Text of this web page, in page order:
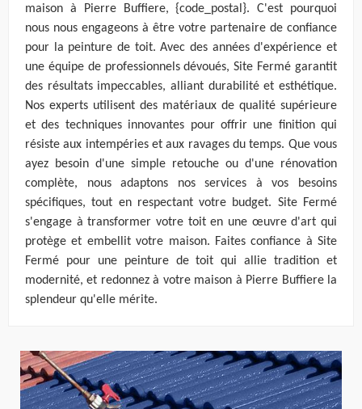
maison à Pierre Buffiere, {code_postal}. C'est pourquoi
nous nous engageons à être votre partenaire de confiance
pour la peinture de toit. Avec des années d'expérience et
une équipe de professionnels dévoués, Site Fermé garantit
des résultats impeccables, alliant durabilité et esthétique.
Nos experts utilisent des matériaux de qualité supérieure
et des techniques innovantes pour offrir une finition qui
résiste aux intempéries et aux ravages du temps. Que vous
ayez besoin d'une simple retouche ou d'une rénovation
complète, nous adaptons nos services à vos besoins
spécifiques, tout en respectant votre budget. Site Fermé
s'engage à transformer votre toit en une œuvre d'art qui
protège et embellit votre maison. Faites confiance à Site
Fermé pour une peinture de toit qui allie tradition et
modernité, et redonnez à votre maison à Pierre Buffiere la
splendeur qu'elle mérite.